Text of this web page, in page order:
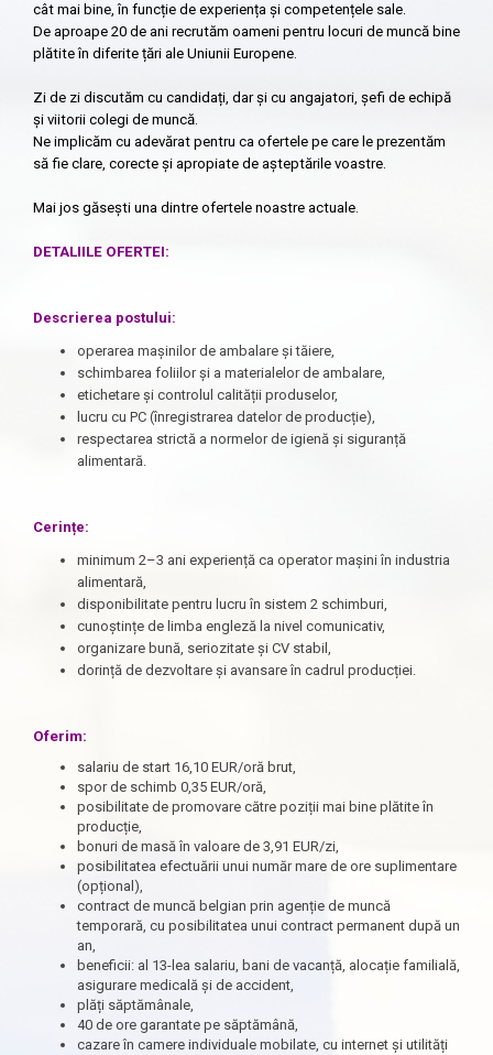
cât mai bine, în funcție de experiența și competențele sale.
De aproape 20 de ani recrutăm oameni pentru locuri de muncă bine
plătite în diferite țări ale Uniunii Europene.
Zi de zi discutăm cu candidați, dar și cu angajatori, șefi de echipă
și viitorii colegi de muncă.
Ne implicăm cu adevărat pentru ca ofertele pe care le prezentăm
să fie clare, corecte și apropiate de așteptările voastre.
Mai jos găsești una dintre ofertele noastre actuale.
DETALIILE OFERTEI:
Descrierea postului:
operarea mașinilor de ambalare și tăiere,
schimbarea foliilor și a materialelor de ambalare,
etichetare și controlul calității produselor,
lucru cu PC (înregistrarea datelor de producție),
respectarea strictă a normelor de igienă și siguranță
alimentară.
Cerințe:
minimum 2–3 ani experiență ca operator mașini în industria
alimentară,
disponibilitate pentru lucru în sistem 2 schimburi,
cunoștințe de limba engleză la nivel comunicativ,
organizare bună, seriozitate și CV stabil,
dorință de dezvoltare și avansare în cadrul producției.
Oferim:
salariu de start 16,10 EUR/oră brut,
spor de schimb 0,35 EUR/oră,
posibilitate de promovare către poziții mai bine plătite în
producție,
bonuri de masă în valoare de 3,91 EUR/zi,
posibilitatea efectuării unui număr mare de ore suplimentare
(opțional),
contract de muncă belgian prin agenție de muncă
temporară, cu posibilitatea unui contract permanent după un
an,
beneficii: al 13-lea salariu, bani de vacanță, alocație familială,
asigurare medicală și de accident,
plăți săptămânale,
40 de ore garantate pe săptămână,
cazare în camere individuale mobilate, cu internet și utilități